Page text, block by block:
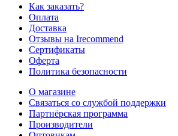
Как заказать?
Оплата
Доставка
Отзывы на Irecommend
Сертификаты
Оферта
Политика безопасности
О магазине
Связаться со службой поддержки
Партнёрская программа
Производители